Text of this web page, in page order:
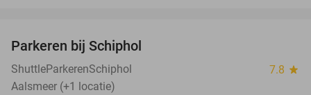
Parkeren bij Schiphol
ShuttleParkerenSchiphol 7.8 star
Aalsmeer (+1 locatie)